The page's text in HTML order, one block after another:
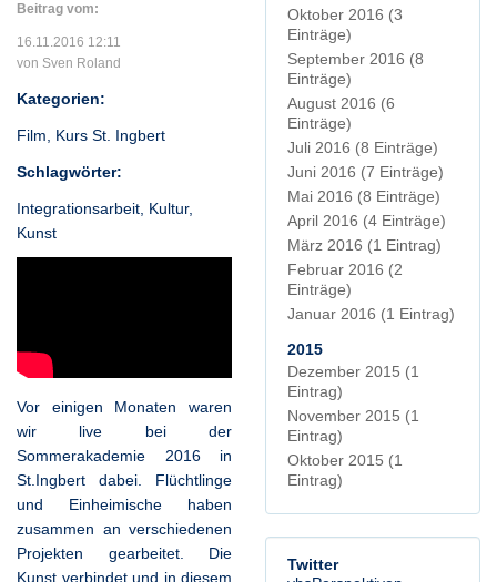
Beitrag vom:
16.11.2016 12:11
von Sven Roland
Kategorien:
Film Kurs St. Ingbert
Schlagwörter:
Integrationsarbeit Kultur,
Kunst
Vor einigen Monaten waren
wir live bei der
Sommerakademie 2016 in
St.Ingbert dabei. Flüchtlinge
und Einheimische haben
zusammen an verschiedenen
Projekten gearbeitet. Die
Kunst verbindet und in diesem
Oktober 2016 (3
Einträge)
September 2016 (8
Einträge)
August 2016 (6
Einträge)
Juli 2016 (8 Einträge)
Juni 2016 (7 Einträge)
Mai 2016 (8 Einträge)
April 2016 (4 Einträge)
März 2016 (1 Eintrag)
Februar 2016 (2
Einträge)
Januar 2016 (1 Eintrag)
2015
Dezember 2015 (1
Eintrag)
November 2015 (1
Eintrag)
Oktober 2015 (1
Eintrag)
Twitter